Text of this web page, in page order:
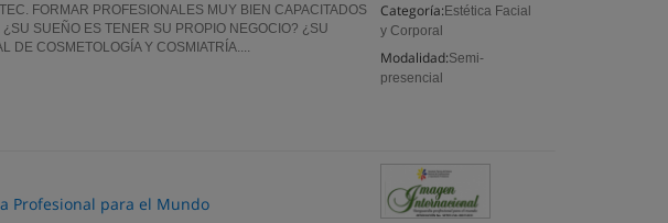
Categoría: Estética Facial
y Corporal
Modalidad:Semi-
presencial
FORMAR PROFESIONALES MUY BIEN CAPACITADOS
SUEÑO ES TENER SU PROPIO NEGOCIO? ¿SU
COSMETOLOGÍA Y COSMIATRÍA....
Profesional para el Mundo